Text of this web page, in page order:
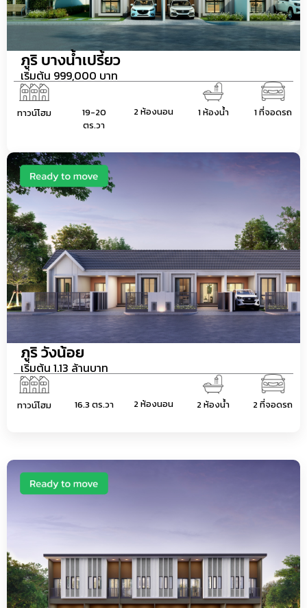
ภูริ บางน้ำเปรี้ยว
เริ่มต้น 999,000 บาท
ทาวน์โฮม
19-20
ตร.วา
2 ห้องนอน 1 ห้องน้ำ 1 ที่จอดรถ
ภูริ วังน้อย
เริ่มต้น 1.13 ล้านบาท
ทาวน์โฮม 16.3 ตร.วา 2 ห้องนอน 2 ห้องน้ำ 2 ที่จอดรถ